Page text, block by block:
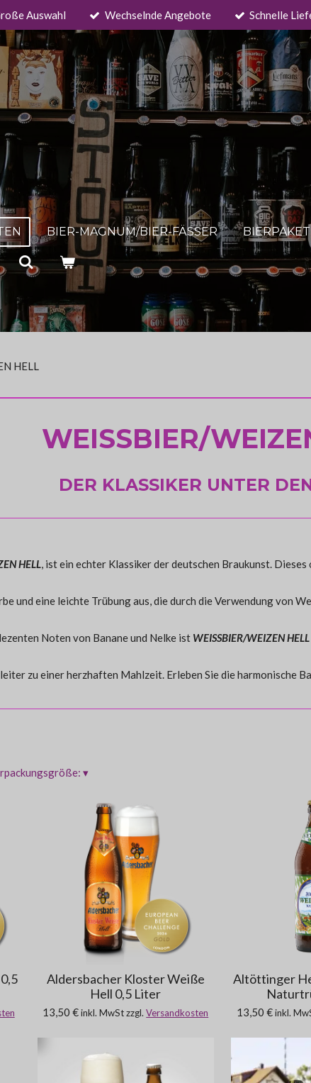
Auswahl Wechselnde Angebote Schnelle
BIER-MAGNUM/BIER-FÄSSER
HELL
WEISSBIER/
DER KLASSIKER UNTER
HELL , ist ein echter Klassiker der deutschen Braukunst.
und eine leichte Trübung aus, die durch die Verwendung
Noten von Banane und Nelke ist WEISSBIER/WEIZEN HELL
zu einer herzhaften Mahlzeit. Erleben Sie die harmonische
▾
Aldersbacher Kloster Weiße
Hell 0,5 Liter
13,50 € inkl. MwSt zzgl.Versandkosten
Altöttinger
13,50 € inkl.